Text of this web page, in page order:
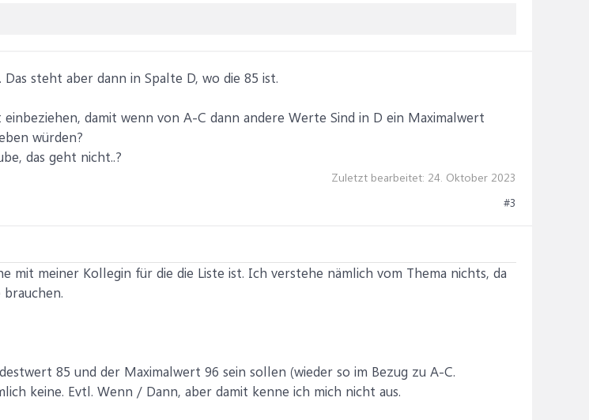
steht aber dann in Spalte D, wo die 85 ist.
damit wenn von A-C dann andere Werte Sind in D ein Maximalwert
würden?
das geht nicht..?
Zuletzt bearbeitet: 24. Oktober 2023
#3
mit meiner Kollegin für die die Liste ist. Ich verstehe nämlich vom Thema nichts, da
85 und der Maximalwert 96 sein sollen (wieder so im Bezug zu A-C.
keine. Evtl. Wenn / Dann, aber damit kenne ich mich nicht aus.